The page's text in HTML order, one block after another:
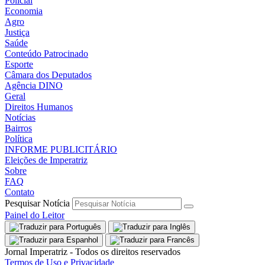
Economia
Agro
Justiça
Saúde
Conteúdo Patrocinado
Esporte
Câmara dos Deputados
Agência DINO
Geral
Direitos Humanos
Notícias
Bairros
Política
INFORME PUBLICITÁRIO
Eleições de Imperatriz
Sobre
FAQ
Contato
Pesquisar Notícia
Painel do Leitor
Jornal Imperatriz - Todos os direitos reservados
Termos de Uso e Privacidade